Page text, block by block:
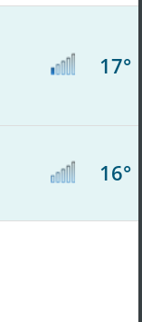
17°
16°